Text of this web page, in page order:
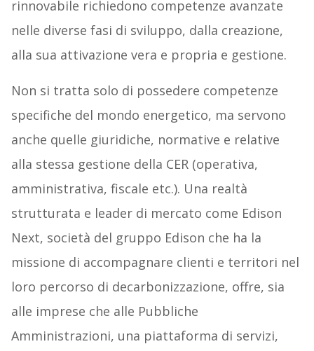
rinnovabile richiedono competenze avanzate
nelle diverse fasi di sviluppo, dalla creazione,
alla sua attivazione vera e propria e gestione.
Non si tratta solo di possedere competenze
specifiche del mondo energetico, ma servono
anche quelle giuridiche, normative e relative
alla stessa gestione della CER (operativa,
amministrativa, fiscale etc.). Una realtà
strutturata e leader di mercato come Edison
Next, società del gruppo Edison che ha la
missione di accompagnare clienti e territori nel
loro percorso di decarbonizzazione, offre, sia
alle imprese che alle Pubbliche
Amministrazioni, una piattaforma di servizi,